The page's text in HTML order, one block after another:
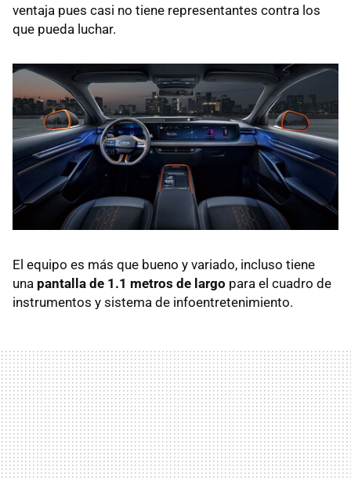
ventaja pues casi no tiene representantes contra los
que pueda luchar.
El equipo es más que bueno y variado, incluso tiene
una pantalla de 1.1 metros de largo para el cuadro de
instrumentos y sistema de infoentretenimiento.